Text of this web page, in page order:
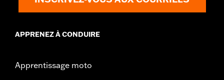
APPRENEZ À CONDUIRE
Apprentissage moto